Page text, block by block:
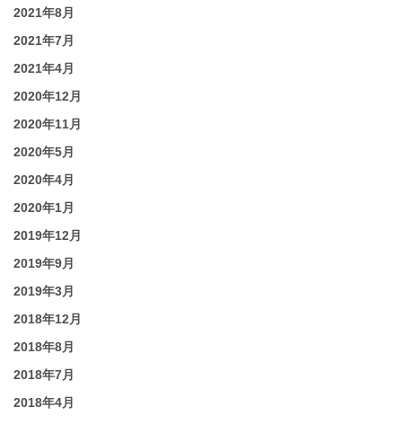
2021年8月
2021年7月
2021年4月
2020年12月
2020年11月
2020年5月
2020年4月
2020年1月
2019年12月
2019年9月
2019年3月
2018年12月
2018年8月
2018年7月
2018年4月